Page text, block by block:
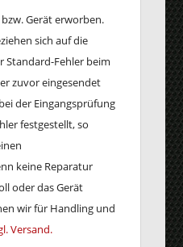
Gerät erworben.
sich auf die
Standard-Fehler beim
zuvor eingesendet
der Eingangsprüfung
festgestellt, so
keine Reparatur
oder das Gerät
wir für Handling und
Versand.